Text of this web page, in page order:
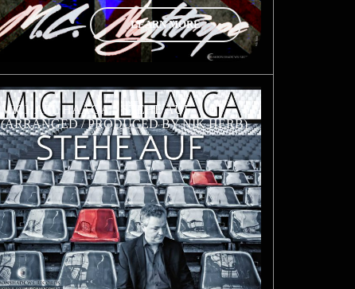
LEARN MORE
MICHAEL HAAGA – STEHE AUF
(ARRANGED / PRODUCED BY NIK HERB)